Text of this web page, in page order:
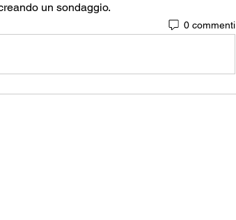
un sondaggio.
0 commenti